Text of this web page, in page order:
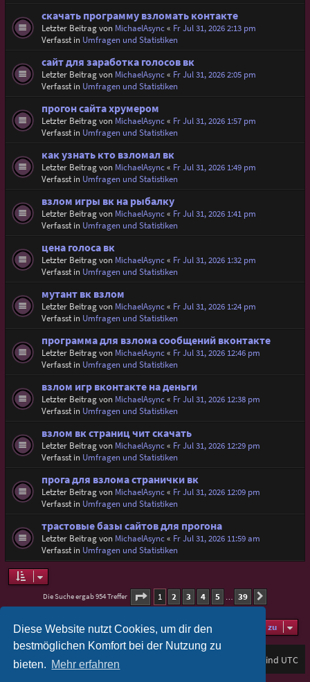
Diese Website nutzt Cookies, um dir den
bestmöglichen Komfort bei der Nutzung zu
bieten. Mehr erfahren
скачать программу взломать контакте
Letzter Beitrag von MichaelAsync« Fr Jul 31, 2026 2:13 pm
Verfasst in Umfragen und Statistiken
сайт для заработка голосов вк
Letzter Beitrag von MichaelAsync« Fr Jul 31, 2026 2:05 pm
Verfasst in Umfragen und Statistiken
прогон сайта хрумером
Letzter Beitrag von MichaelAsync« Fr Jul 31, 2026 1:57 pm
Verfasst in Umfragen und Statistiken
как узнать кто взломал вк
Letzter Beitrag von MichaelAsync« Fr Jul 31, 2026 1:49 pm
Verfasst in Umfragen und Statistiken
взлом игры вк на рыбалку
Letzter Beitrag von MichaelAsync« Fr Jul 31, 2026 1:41 pm
Verfasst in Umfragen und Statistiken
цена голоса вк
Letzter Beitrag von MichaelAsync« Fr Jul 31, 2026 1:32 pm
Verfasst in Umfragen und Statistiken
мутант вк взлом
Letzter Beitrag von MichaelAsync« Fr Jul 31, 2026 1:24 pm
Verfasst in Umfragen und Statistiken
программа для взлома сообщений вконтакте
Letzter Beitrag von MichaelAsync« Fr Jul 31, 2026 12:46 pm
Verfasst in Umfragen und Statistiken
взлом игр вконтакте на деньги
Letzter Beitrag von MichaelAsync« Fr Jul 31, 2026 12:38 pm
Verfasst in Umfragen und Statistiken
взлом вк страниц чит скачать
Letzter Beitrag von MichaelAsync« Fr Jul 31, 2026 12:29 pm
Verfasst in Umfragen und Statistiken
прога для взлома странички вк
Letzter Beitrag von MichaelAsync« Fr Jul 31, 2026 12:09 pm
Verfasst in Umfragen und Statistiken
трастовые базы сайтов для прогона
Letzter Beitrag von MichaelAsync« Fr Jul 31, 2026 11:59 am
Verfasst in Umfragen und Statistiken
Die Suche ergab 954 Treffer Seite 1von 39
1 2 3 4 5 … 39
Gehe zu
Foren-Übersicht Alle Zeiten sind UTC